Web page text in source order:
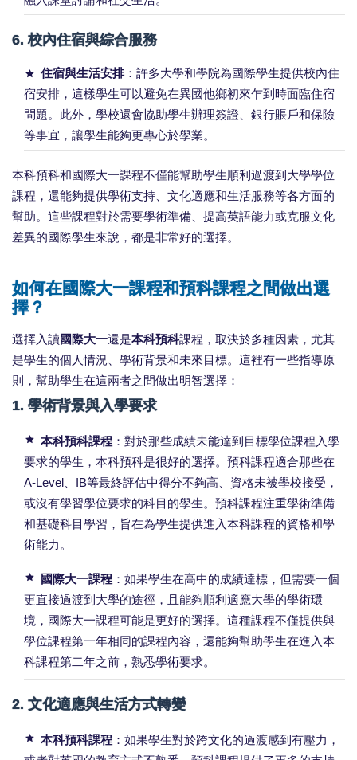
6.校內住宿與綜合服務
住宿與生活安排：許多大學和學院為國際學生提供校內住
宿安排，這樣學生可以避免在異國他鄉初來乍到時面臨住宿
問題。此外，學校還會協助學生辦理簽證、銀行賬戶和保險
等事宜，讓學生能夠更專心於學業。
本科預科和國際大一課程不僅能幫助學生順利過渡到大學學位
課程，還能夠提供學術支持、文化適應和生活服務等各方面的
幫助。這些課程對於需要學術準備、提高英語能力或克服文化
差異的國際學生來說，都是非常好的選擇。
如何在國際大一課程和預科課程之間做出選
擇？
選擇入讀國際大一還是本科預科課程，取決於多種因素，尤其
是學生的個人情況、學術背景和未來目標。這裡有一些指導原
則，幫助學生在這兩者之間做出明智選擇：
1. 學術背景與入學要求
本科預科課程：對於那些成績未能達到目標學位課程入學
要求的學生，本科預科是很好的選擇。預科課程適合那些在
A-Level、IB等最終評估中得分不夠高、資格未被學校接受，
或沒有學習學位要求的科目的學生。預科課程注重學術準備
和基礎科目學習，旨在為學生提供進入本科課程的資格和學
術能力。
國際大一課程：如果學生在高中的成績達標，但需要一個
更直接過渡到大學的途徑，且能夠順利適應大學的學術環
境，國際大一課程可能是更好的選擇。這種課程不僅提供與
學位課程第一年相同的課程內容，還能夠幫助學生在進入本
科課程第二年之前，熟悉學術要求。
2. 文化適應與生活方式轉變
本科預科課程：如果學生對於跨文化的過渡感到有壓力，